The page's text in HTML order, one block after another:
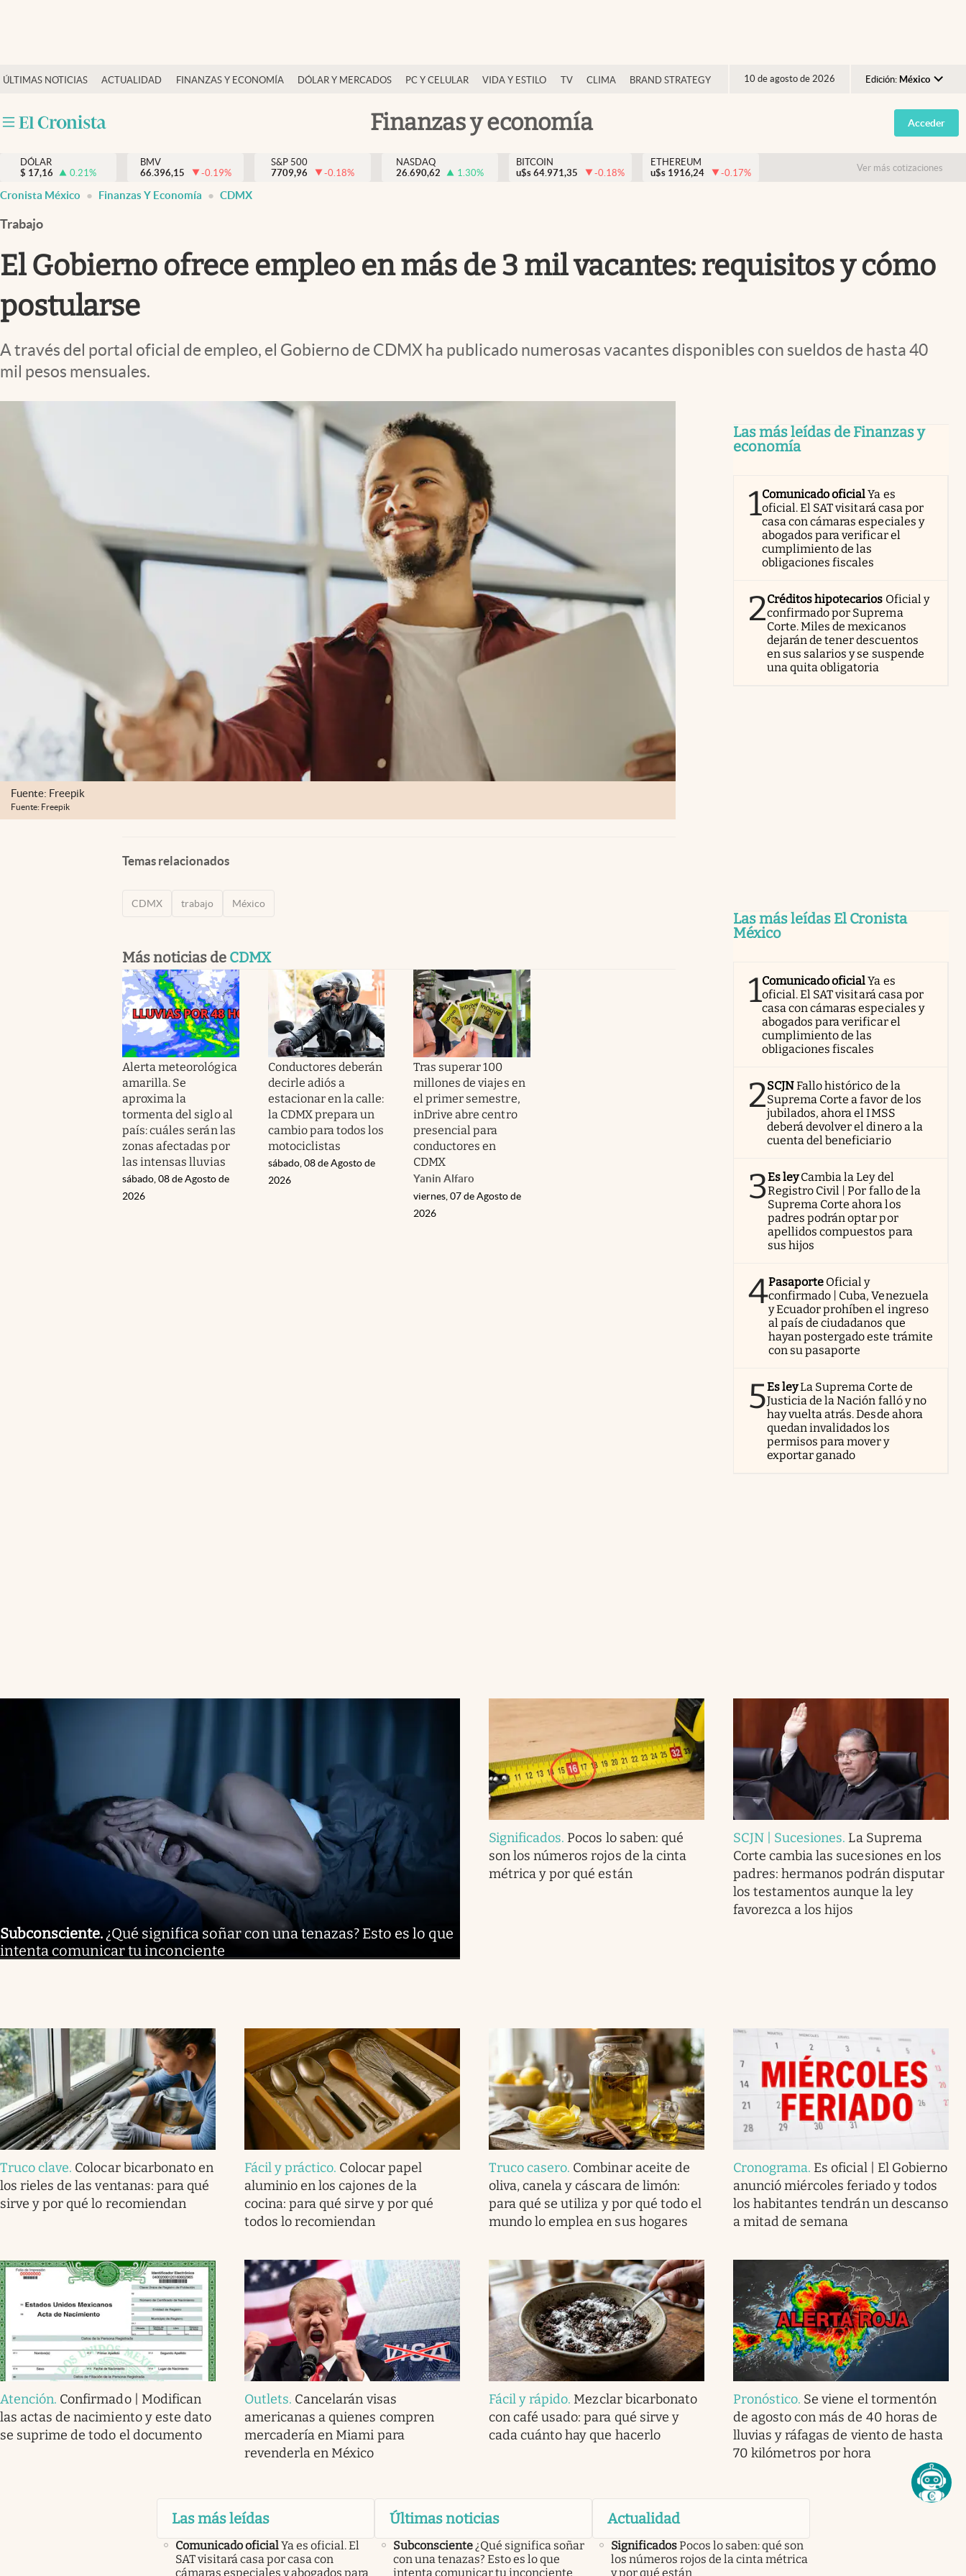
ÚLTIMAS NOTICIAS ACTUALIDAD FINANZAS Y ECONOMÍA DÓLAR Y MERCADOS PC Y CELULAR VIDA Y ESTILO TV CLIMA BRAND STRATEGY 10 de agosto de 2026 Edición: México
Argentina
España
USA
Finanzas y economía
Actualidad
Internacionales
Opinión
Brand Strategy
Vida y estilo
Tv
Espiritualidad
Acceder
DÓLAR
$ 17,16 0.21%
BMV
66.396,15
-0.19%
S&P 500
7709,96
-0.18%
NASDAQ
26.690,62
1.30%
BITCOIN
u$s 64.971,35 -0.18%
ETHEREUM
u$s 1916,24 -0.17% Ver más cotizaciones
Cronista México Finanzas Y Economía CDMX
Trabajo
El Gobierno ofrece empleo en más de 3 mil vacantes: requisitos y cómo
postularse
A través del portal oficial de empleo, el Gobierno de CDMX ha publicado numerosas vacantes disponibles con sueldos de hasta 40
mil pesos mensuales.
Fuente: Freepik
Fuente: Freepik
Temas relacionados
CDMX trabajo México
Más noticias de CDMX
Alerta meteorológica
amarilla. Se
aproxima la
tormenta del siglo al
país: cuáles serán las
zonas afectadas por
las intensas lluvias
sábado, 08 de Agosto de
2026
Conductores deberán
decirle adiós a
estacionar en la calle:
la CDMX prepara un
cambio para todos los
motociclistas
sábado, 08 de Agosto de
2026
Tras superar 100
millones de viajes en
el primer semestre,
inDrive abre centro
presencial para
conductores en
CDMX
Yanin Alfaro
viernes, 07 de Agosto de
2026
Las más leídas de Finanzas y
economía
1Comunicado oficialYa es
oficial. El SAT visitará casa por
casa con cámaras especiales y
abogados para verificar el
cumplimiento de las
obligaciones fiscales
2Créditos hipotecarios Oficial y
confirmado por Suprema
Corte. Miles de mexicanos
dejarán de tener descuentos
en sus salarios y se suspende
una quita obligatoria
Las más leídas El Cronista
México
1Comunicado oficialYa es
oficial. El SAT visitará casa por
casa con cámaras especiales y
abogados para verificar el
cumplimiento de las
obligaciones fiscales
2SCJNFallo histórico de la
Suprema Corte a favor de los
jubilados, ahora el IMSS
deberá devolver el dinero a la
cuenta del beneficiario
3Es ley Cambia la Ley del
Registro Civil | Por fallo de la
Suprema Corte ahora los
padres podrán optar por
apellidos compuestos para
sus hijos
4Pasaporte Oficial y
confirmado | Cuba, Venezuela
y Ecuador prohíben el ingreso
al país de ciudadanos que
hayan postergado este trámite
con su pasaporte
5Es leyLa Suprema Corte de
Justicia de la Nación falló y no
hay vuelta atrás. Desde ahora
quedan invalidados los
permisos para mover y
exportar ganado
Subconsciente. ¿Qué significa soñar con una tenazas? Esto es lo que
intenta comunicar tu inconciente
Significados. Pocos lo saben: qué
son los números rojos de la cinta
métrica y por qué están
SCJN | Sucesiones. La Suprema
Corte cambia las sucesiones en los
padres: hermanos podrán disputar
los testamentos aunque la ley
favorezca a los hijos
Truco clave. Colocar bicarbonato en
los rieles de las ventanas: para qué
sirve y por qué lo recomiendan
Fácil y práctico. Colocar papel
aluminio en los cajones de la
cocina: para qué sirve y por qué
todos lo recomiendan
Truco casero. Combinar aceite de
oliva, canela y cáscara de limón:
para qué se utiliza y por qué todo el
mundo lo emplea en sus hogares
Cronograma. Es oficial | El Gobierno
anunció miércoles feriado y todos
los habitantes tendrán un descanso
a mitad de semana
Atención. Confirmado | Modifican
las actas de nacimiento y este dato
se suprime de todo el documento
Outlets. Cancelarán visas
americanas a quienes compren
mercadería en Miami para
revenderla en México
Fácil y rápido. Mezclar bicarbonato
con café usado: para qué sirve y
cada cuánto hay que hacerlo
Pronóstico. Se viene el tormentón
de agosto con más de 40 horas de
lluvias y ráfagas de viento de hasta
70 kilómetros por hora
Las más leídas
Comunicado oficialYa es oficial. El
SAT visitará casa por casa con
cámaras especiales y abogados para
Últimas noticias
Subconsciente ¿Qué significa soñar
con una tenazas? Esto es lo que
intenta comunicar tu inconciente
Actualidad
SignificadosPocos lo saben: qué son
los números rojos de la cinta métrica
y por qué están